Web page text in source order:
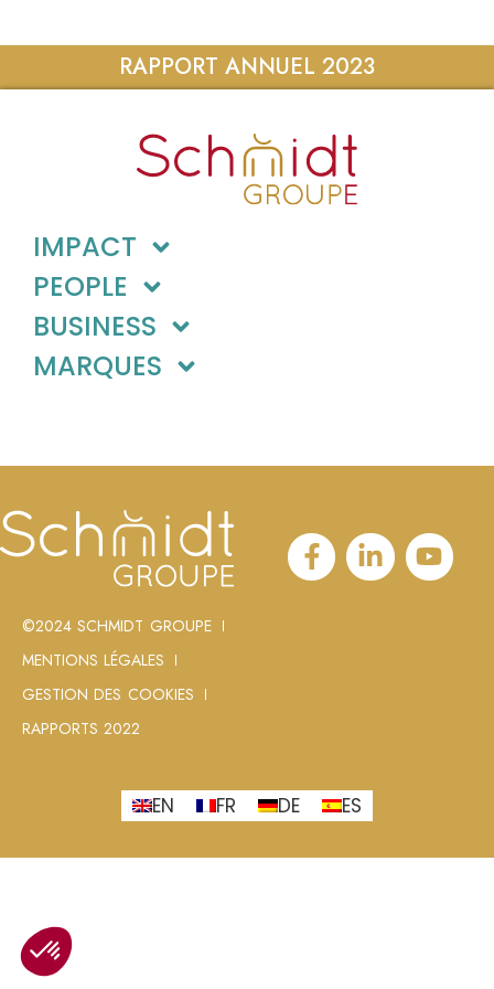
RAPPORT ANNUEL 2023
IMPACT
PEOPLE
BUSINESS
MARQUES
©2024 SCHMIDT GROUPE
MENTIONS LÉGALES
GESTION DES COOKIES
RAPPORTS 2022
EN FR DE ES